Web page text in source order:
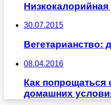
Низкокалорийная
30.07.2015
Вегетарианство:
08.04.2016
Как
домашних